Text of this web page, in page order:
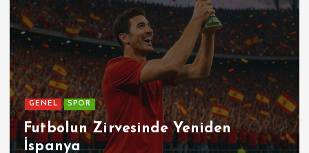
Yeniden GENEL
Patetik Nedir ?